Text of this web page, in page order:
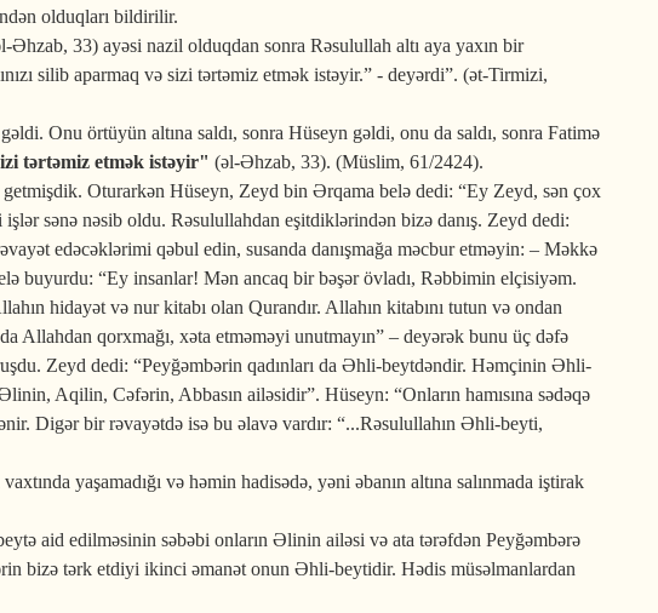
olduqları bildirilir.
Əhzab, 33) ayəsi nazil olduqdan sonra Rəsulullah altı aya yaxın bir
silib aparmaq və sizi tərtəmiz etmək istəyir.” - deyərdi”. (ət-Tirmizi,
Onu örtüyün altına saldı, sonra Hüseyn gəldi, onu da saldı, sonra Fatimə
tərtəmiz etmək istəyir" (əl-Əhzab, 33). (Müslim, 61/2424).
Oturarkən Hüseyn, Zeyd bin Ərqama belə dedi: “Ey Zeyd, sən çox
sənə nəsib oldu. Rəsulullahdan eşitdiklərindən bizə danış. Zeyd dedi:
edəcəklərimi qəbul edin, susanda danışmağa məcbur etməyin: – Məkkə
buyurdu: “Ey insanlar! Mən ancaq bir bəşər övladı, Rəbbimin elçisiyəm.
hidayət və nur kitabı olan Qurandır. Allahın kitabını tutun və ondan
Allahdan qorxmağı, xəta etməməyi unutmayın” – deyərək bunu üç dəfə
Zeyd dedi: “Peyğəmbərin qadınları da Əhli-beytdəndir. Həmçinin Əhli-
Aqilin, Cəfərin, Abbasın ailəsidir”. Hüseyn: “Onların hamısına sədəqə
Digər bir rəvayətdə isə bu əlavə vardır: “...Rəsulullahın Əhli-beyti,
yaşamadığı və həmin hadisədə, yəni əbanın altına salınmada iştirak
aid edilməsinin səbəbi onların Əlinin ailəsi və ata tərəfdən Peyğəmbərə
bizə tərk etdiyi ikinci əmanət onun Əhli-beytidir. Hədis müsəlmanlardan